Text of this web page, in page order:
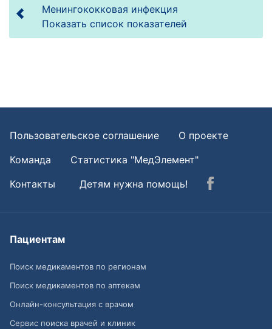
Менингококковая инфекция
Показать список показателей
Пользовательское соглашение
О проекте
Команда
Статистика "МедЭлемент"
Контакты
Детям нужна помощь!
Пациентам
Поиск медикаментов по регионам
Поиск медикаментов по аптекам
Онлайн-консультация с врачом
Сервис поиска врачей и клиник